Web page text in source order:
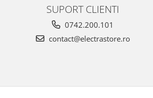
SUPORT CLIENTI
0742.200.101
contact@electrastore.ro